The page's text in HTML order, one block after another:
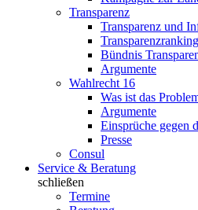
Transparenz
Transparenz und
Bündnis
Argumente
Wahlrecht 16
Was ist das
Argumente
Einsprüche gegen
Presse
Consul
Service & Beratung
schließen
Termine